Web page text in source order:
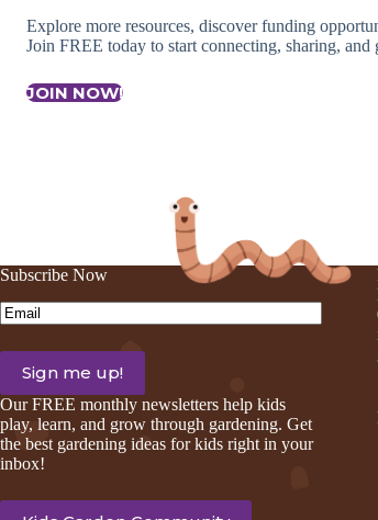
Explore more resources, discover funding
Join FREE today to start connecting, sharing,
JOIN NOW!
Subscribe Now
Email(Required)
Our FREE monthly newsletters help kids
play, learn, and grow through gardening. Get
the best gardening ideas for kids right in your
inbox!